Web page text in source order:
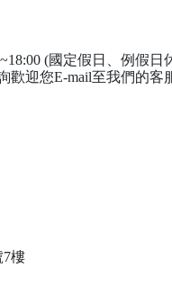
(國定假日、例假日
歡迎您E-mail至我們的客
7樓